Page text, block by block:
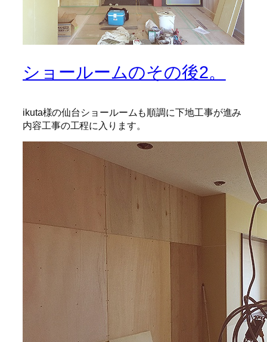
ショールームのその後2。
ikuta様の仙台ショールームも順調に下地工事が進み
内容工事の工程に入ります。